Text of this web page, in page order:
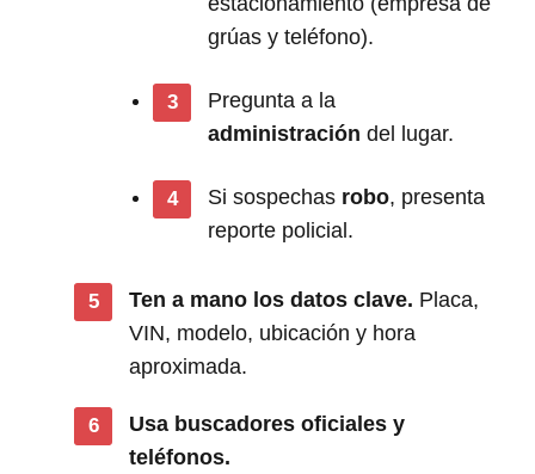
grúas y teléfono).
Pregunta a la
administración del lugar.
Si sospechas robo, presenta
reporte policial.
Ten a mano los datos clave. Placa,
VIN, modelo, ubicación y hora
aproximada.
Usa buscadores oficiales y
teléfonos.